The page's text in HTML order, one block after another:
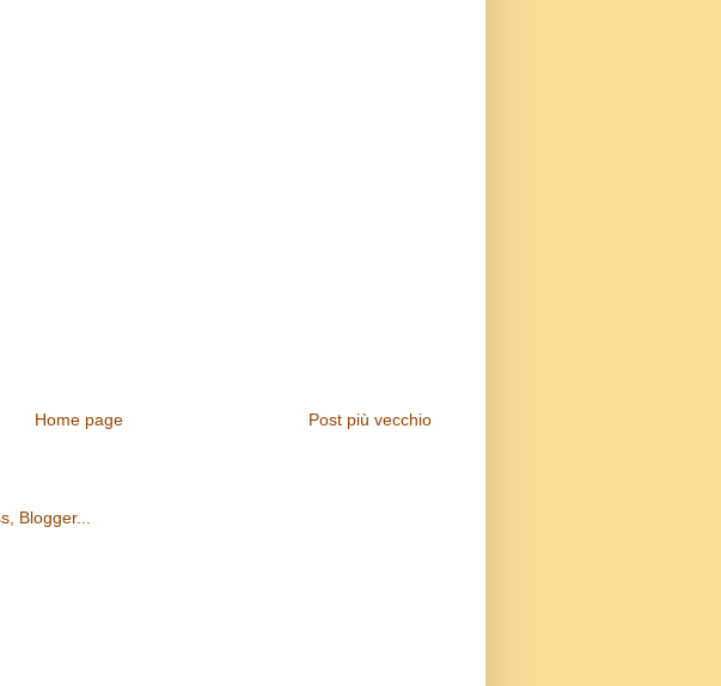
Post più vecchio
Home page